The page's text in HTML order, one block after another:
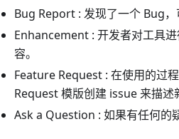
Bug Report : 发现了一个 Bug
Enhancement : 开发者对工具
容。
Feature Request : 在使用的过
Request 模版创建 issue 来描述
Ask a Question : 如果有任何的